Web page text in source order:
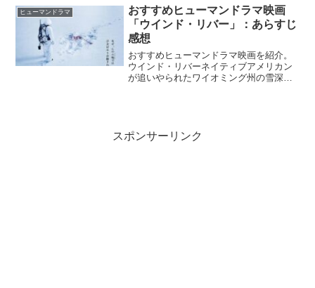
ン”でいることの難しさを知る。『バービ
ー』Netflix公式...
ヒューマンドラマ
おすすめヒューマンドラマ映画
「ウインド・リバー」：あらすじ
感想
おすすめヒューマンドラマ映画を紹介。
ウインド・リバーネイティブアメリカン
が追いやられたワイオミング州の雪深い
スポンサーリンク